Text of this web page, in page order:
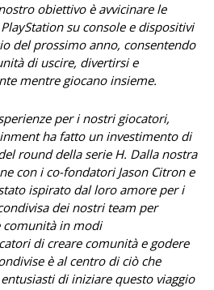
obiettivo è avvicinare le
su console e dispositivi
del prossimo anno, consentendo
di uscire, divertirsi e
mentre giocano insieme.
per i nostri giocatori,
ha fatto un investimento di
round della serie H. Dalla nostra
con i co-fondatori Jason Citron e
ispirato dal loro amore per i
dei nostri team per
comunità in modi
di creare comunità e godere
è al centro di ciò che
di iniziare questo viaggio